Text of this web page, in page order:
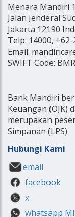
Menara Mandiri 1
Jalan Jenderal
Jakarta 12190
Telp: 14000,
Email:
SWIFT Code:
Bank Mandiri
Keuangan (OJK)
merupakan
Simpanan (LPS)
Hubungi Kami
email
facebook
x
whatsapp